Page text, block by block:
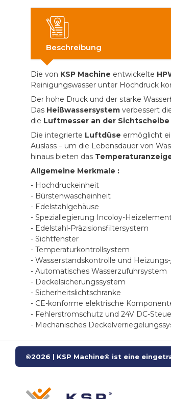
Beschreibung
Die von KSP Machine entwickelte
Reinigungswasser unter Hochdruck
Der hohe Druck und der starke
Das Heißwassersystem verbessert
die Luftmesser an der Sichtscheibe
Die integrierte Luftdüse ermöglicht
Auslass – um die Lebensdauer von
hinaus bieten das
Allgemeine Merkmale :
- Hochdruckeinheit
- Bürstenwascheinheit
- Edelstahlgehäuse
- Speziallegierung Incoloy-
- Edelstahl-Präzisionsfiltersystem
- Sichtfenster
- Temperaturkontrollsystem
- Wasserstandskontrolle und
- Automatisches Wasserzufuhrsystem
- Deckelsicherungssystem
- Sicherheitslichtschranke
- CE-konforme elektrische
- Fehlerstromschutz und 24V DC-
- Mechanisches
©2026 | KSP Machine® ist eine